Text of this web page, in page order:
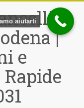
|
e
aiutarti